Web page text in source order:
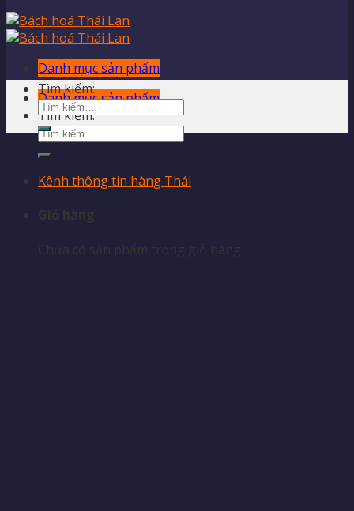
Danh mục sản phẩm
Danh mục sản phẩm
Tìm kiếm:
Kênh thông tin hàng Thái
Tìm kiếm: